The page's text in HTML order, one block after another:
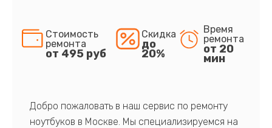
Стоимость
ремонта
от 495 руб
Скидка
до
20%
Время
ремонта
от 20
мин
Добро пожаловать в наш сервис по ремонту
ноутбуков в Москве. Мы специализируемся на